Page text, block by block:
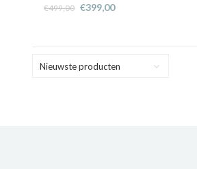
€499,00 €399,00
Nieuwste producten